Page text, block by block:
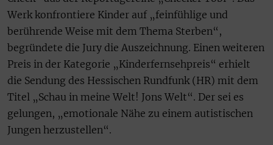
Werk konfrontiere Kinder auf „feinfühlige und
berührende Weise mit dem Thema Sterben“,
begründete die Jury die Auszeichnung. Einen weiteren
Preis in der Kategorie „Kinderfernsehpreis“ erhielt
die Sendung des Hessischen Rundfunk (HR) mit dem
Titel „Schau in meine Welt! Jons Welt“. Der sei es
gelungen, „emotionale Nähe zu einem autistischen
Jungen herzustellen“.